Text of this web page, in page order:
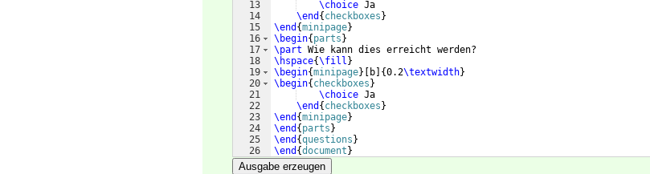
13
14
15
16
17
18
19
20
21
22
23
24
25
26
\choice Ja
\end { checkboxes }
\end {minipage}
\begin{ parts }
\part Wie kann dies erreicht werden?
\hspace{\fill }
\begin{minipage} b {0.2\textwidth}
\begin{ checkboxes }
\choice Ja
\end { checkboxes }
\end {minipage}
\end { parts }
\end {questions }
\end {document }
Ausgabe erzeugen